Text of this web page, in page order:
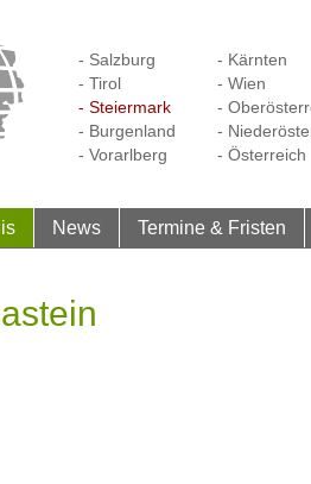
- Salzburg
- Tirol
- Steiermark
- Burgenland
- Vorarlberg
- Kärnten
- Wien
-
-
- Österreich
News Termine & Fristen